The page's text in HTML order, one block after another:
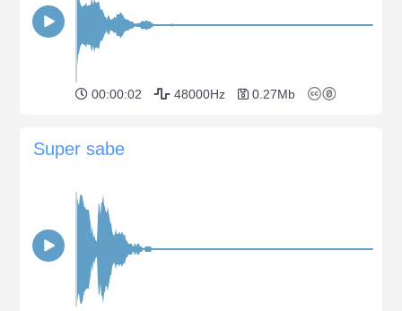
00:00:02 48000Hz 0.27Mb
Super sabe